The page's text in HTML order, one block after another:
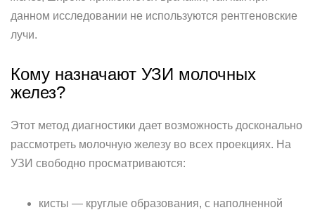
данном исследовании не используются рентгеновские
лучи.
Кому назначают УЗИ молочных
желез?
Этот метод диагностики дает возможность досконально
рассмотреть молочную железу во всех проекциях. На
УЗИ свободно просматриваются:
кисты — круглые образования, с наполненной